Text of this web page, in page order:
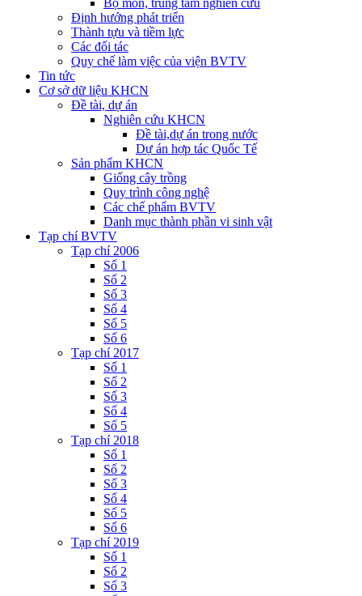
Bộ môn, trung tâm nghiên cứu
Định hướng phát triển
Thành tựu và tiềm lực
Các đối tác
Quy chế làm việc của viện BVTV
Tin tức
Cơ sở dữ liệu KHCN
Đề tài, dự án
Nghiên cứu KHCN
Đề tài,dự án trong nước
Dự án hợp tác Quốc Tế
Sản phẩm KHCN
Giống cây trồng
Quy trình công nghệ
Các chế phẩm BVTV
Danh mục thành phần vi sinh vật
Tạp chí BVTV
Tạp chí 2006
Số 1
Số 2
Số 3
Số 4
Số 5
Số 6
Tạp chí 2017
Số 1
Số 2
Số 3
Số 4
Số 5
Tạp chí 2018
Số 1
Số 2
Số 3
Số 4
Số 5
Số 6
Tạp chí 2019
Số 1
Số 2
Số 3